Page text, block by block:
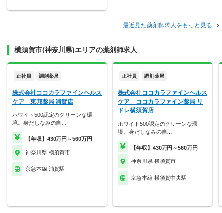
最近見た薬剤師求人をもっと見る
横須賀市(神奈川県)エリアの薬剤師求人
正社員 調剤薬局
株式会社ココカラファインヘルス
ケア 東邦薬局 浦賀店
ホワイト500認定のクリーンな環
境。身だしなみの自…
【年収】430万円～560万円
神奈川県 横須賀市
京急本線 浦賀駅
正社員 調剤薬局
株式会社ココカラファインヘルス
ケア ココカラファイン薬局 リ
ドレ横須賀店
ホワイト500認定のクリーンな環
境。身だしなみの自…
【年収】430万円～560万円
神奈川県 横須賀市
京急本線 横須賀中央駅